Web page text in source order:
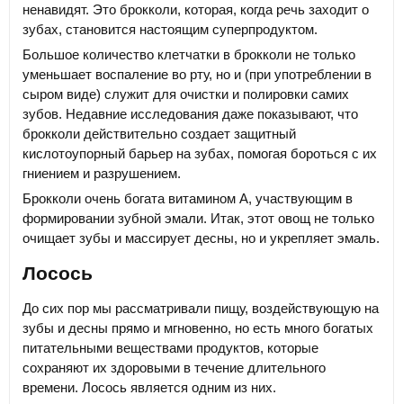
ненавидят. Это брокколи, которая, когда речь заходит о
зубах, становится настоящим суперпродуктом.
Большое количество клетчатки в брокколи не только
уменьшает воспаление во рту, но и (при употреблении в
сыром виде) служит для очистки и полировки самих
зубов. Недавние исследования даже показывают, что
брокколи действительно создает защитный
кислотоупорный барьер на зубах, помогая бороться с их
гниением и разрушением.
Брокколи очень богата витамином А, участвующим в
формировании зубной эмали. Итак, этот овощ не только
очищает зубы и массирует десны, но и укрепляет эмаль.
Лосось
До сих пор мы рассматривали пищу, воздействующую на
зубы и десны прямо и мгновенно, но есть много богатых
питательными веществами продуктов, которые
сохраняют их здоровыми в течение длительного
времени. Лосось является одним из них.